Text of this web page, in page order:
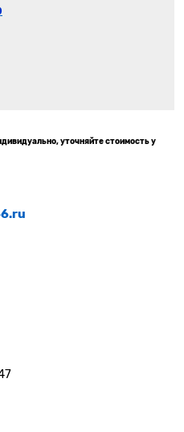
уточняйте стоимость у